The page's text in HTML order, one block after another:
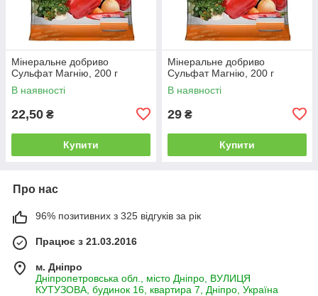
Мінеральне добриво
Сульфат Магнію, 200 г
В наявності
22,50 ₴
Купити
Мінеральне добриво
Сульфат Магнію, 200 г
В наявності
29 ₴
Купити
Про нас
96% позитивних з 325 відгуків за рік
Працює з 21.03.2016
м. Дніпро
Дніпропетровська обл., місто Дніпро, ВУЛИЦЯ
КУТУЗОВА, будинок 16, квартира 7, Дніпро, Україна